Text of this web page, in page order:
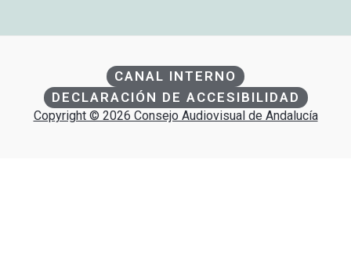
CANAL INTERNO
DECLARACIÓN DE ACCESIBILIDAD
Copyright © 2026 Consejo Audiovisual de Andalucía